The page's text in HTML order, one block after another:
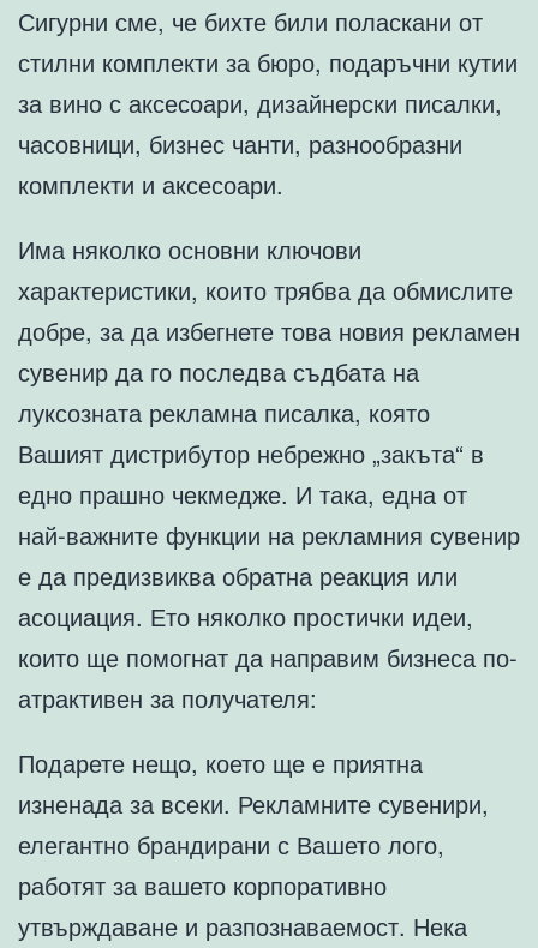
Сигурни сме, че бихте били поласкани от
стилни комплекти за бюро, подаръчни кутии
за вино с аксесоари, дизайнерски писалки,
часовници, бизнес чанти, разнообразни
комплекти и аксесоари.
Има няколко основни ключови
характеристики, които трябва да обмислите
добре, за да избегнете това новия рекламен
сувенир да го последва съдбата на
луксозната рекламна писалка, която
Вашият дистрибутор небрежно „закъта“ в
едно прашно чекмедже. И така, една от
най-важните функции на рекламния сувенир
е да предизвиква обратна реакция или
асоциация. Ето няколко простички идеи,
които ще помогнат да направим бизнеса по-
атрактивен за получателя:
Подарете нещо, което ще е приятна
изненада за всеки. Рекламните сувенири,
елегантно брандирани с Вашето лого,
работят за вашето корпоративно
утвърждаване и разпознаваемост. Нека